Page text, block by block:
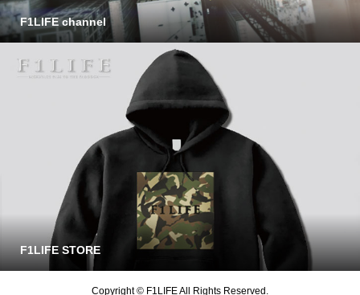
F1LIFE channel
F1LIFE STORE
Copyright © F1LIFE All Rights Reserved.